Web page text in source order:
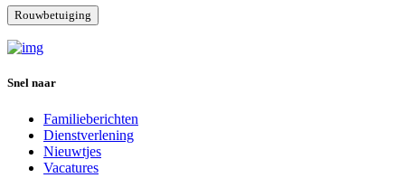
Snel naar
Familieberichten
Dienstverlening
Nieuwtjes
Vacatures